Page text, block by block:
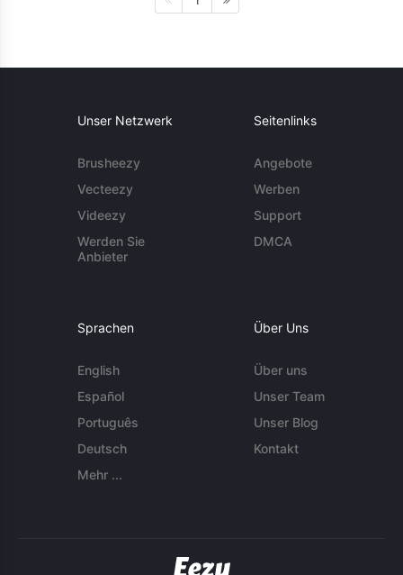
Unser Netzwerk
Brusheezy
Vecteezy
Videezy
Werden Sie
Anbieter
Seitenlinks
Angebote
Werben
Support
DMCA
Sprachen
English
Español
Português
Deutsch
Mehr ...
Über Uns
Über uns
Unser Team
Unser Blog
Kontakt